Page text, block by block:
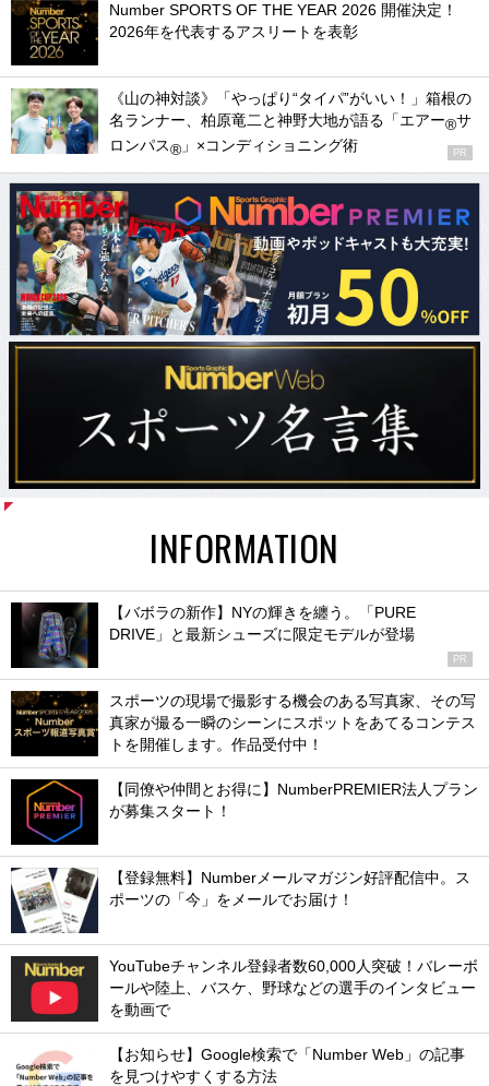
Number SPORTS OF THE YEAR 2026 開催決定！
2026年を代表するアスリートを表彰
《山の神対談》「やっぱり“タイパ”がいい！」箱根の
名ランナー、柏原竜二と神野大地が語る「エアー®サ
ロンパス® 」×コンディショニング術 PR
INFORMATION
【バボラの新作】NYの輝きを纏う。「PURE
DRIVE」と最新シューズに限定モデルが登場
PR
スポーツの現場で撮影する機会のある写真家、その写
真家が撮る一瞬のシーンにスポットをあてるコンテス
トを開催します。作品受付中！
【同僚や仲間とお得に】NumberPREMIER法人プラン
が募集スタート！
【登録無料】Numberメールマガジン好評配信中。ス
ポーツの「今」をメールでお届け！
YouTubeチャンネル登録者数60,000人突破！バレーボ
ールや陸上、バスケ、野球などの選手のインタビュー
を動画で
【お知らせ】Google検索で「Number Web」の記事
を見つけやすくする方法